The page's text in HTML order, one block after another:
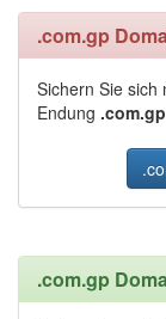
.com.gp
Sichern Sie sich
Endung .com.gp
.com.gp